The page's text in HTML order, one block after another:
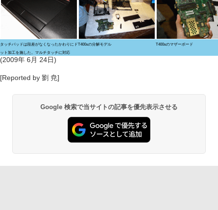
タッチパッドは段差がなくなったかわりにド
ット加工を施した。マルチタッチに対応
T400sの分解モデル T400sのマザーボード
(2009年 6月 24日)
[Reported by 劉 尭]
Google 検索で当サイトの記事を優先表示させる